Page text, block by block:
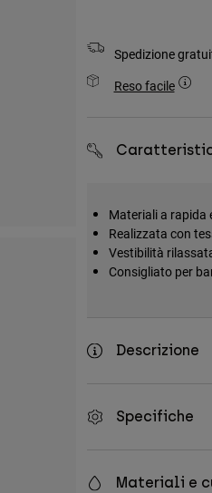
Spedizione
Reso facile
Materiali a rapida
Realizzata con
Vestibilità
Consigliato per
Descrizione
Specifiche
Materiali e